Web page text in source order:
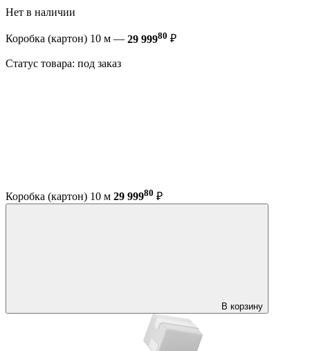
Нет в наличии
Коробка (картон) 10 м — 29 99980 ₽
Статус товара: под заказ
Коробка (картон) 10 м 29 99980 ₽
В корзину